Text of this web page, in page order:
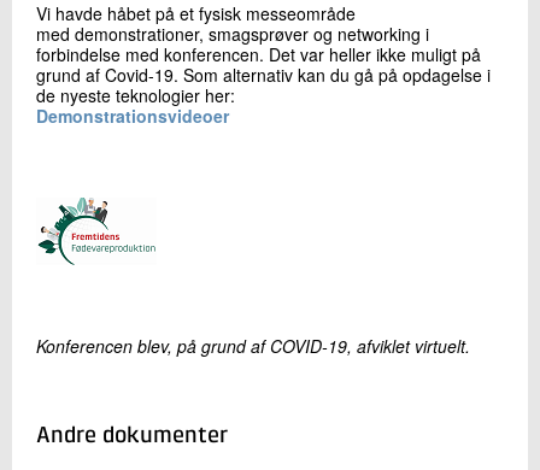
Vi havde håbet på et fysisk messeområde
med demonstrationer, smagsprøver og networking i
forbindelse med konferencen. Det var heller ikke muligt på
grund af Covid-19. Som alternativ kan du gå på opdagelse i
de nyeste teknologier her:
Demonstrationsvideoer
​Konferencen blev, på grund af COVID-19, afviklet virtuelt.
Andre dokumenter